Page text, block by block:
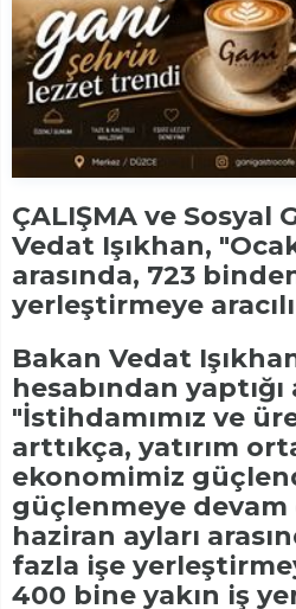
ÇALIŞMA ve Sosyal
Vedat Işıkhan,
arasında, 723
yerleştirmeye
Bakan Vedat
hesabından
"İstihdamımız ve
arttıkça, yatırım
ekonomimiz
güçlenmeye devam
haziran ayları
fazla işe
400 bine yakın iş